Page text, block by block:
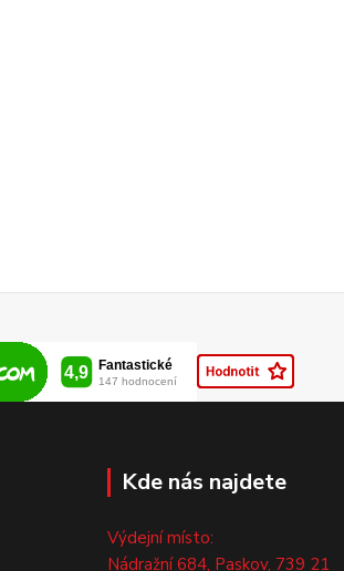
Kde nás najdete
Výdejní místo:
Nádražní 684, Paskov, 739 21